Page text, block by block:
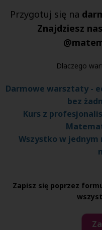
Przygotuj się na
Znajdziesz
Dlaczego
Darmowe warsztaty -
bez
Kurs z
Wszystko w jednym
Zapisz się poprzez